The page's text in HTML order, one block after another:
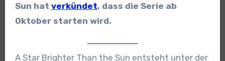
Sun hat verkündet, dass die Serie ab
Oktober starten wird.
A Star Brighter Than the Sun entsteht unter der